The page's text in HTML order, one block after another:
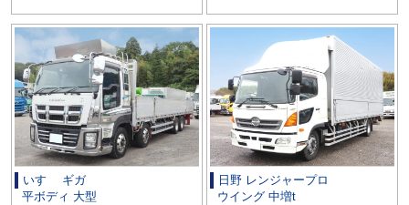
いすゞ ギガ
平ボディ 大型
日野 レンジャープロ
ウイング 中増t